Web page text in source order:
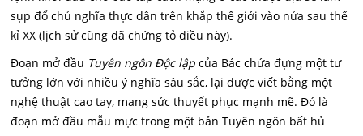
sụp đổ chủ nghĩa thực dân trên khắp thế giới vào nửa sau thế
kỉ XX (lịch sử cũng đã chứng tỏ điều này).
Đoạn mở đầu Tuyên ngôn Độc lập của Bác chứa đựng một tư
tưởng lớn với nhiều ý nghĩa sâu sắc, lại được viết bằng một
nghệ thuật cao tay, mang sức thuyết phục mạnh mẽ. Đó là
đoạn mở đầu mẫu mực trong một bản Tuyên ngôn bất hủ